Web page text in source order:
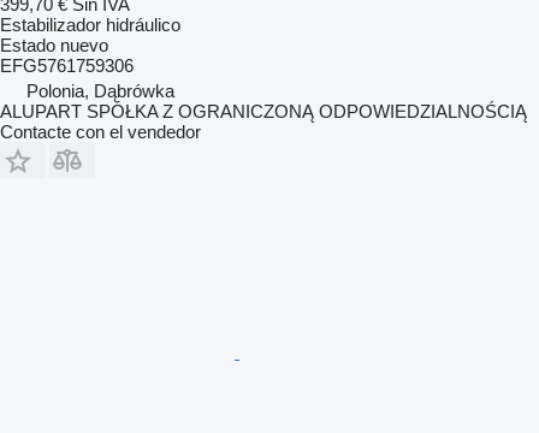
399,70 € Sin IVA
Estabilizador hidráulico
Estado nuevo
EFG5761759306
Polonia, Dąbrówka
ALUPART SPÓŁKA Z OGRANICZONĄ ODPOWIEDZIALNOŚCIĄ
Contacte con el vendedor